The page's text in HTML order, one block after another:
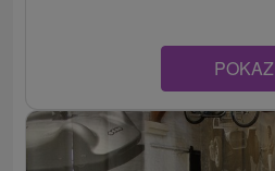
POKAZ